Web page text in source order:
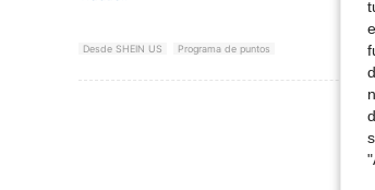
Desde SHEIN US Programa de puntos